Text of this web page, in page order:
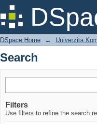
Search
DSpace Home → Univerzita
Search
Filters
Use filters to refine the search